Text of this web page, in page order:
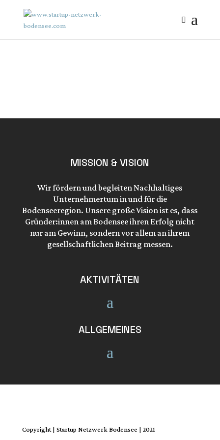
MISSION & VISION
Wir fördern und begleiten Nachhaltiges
Unternehmertum in und für die
Bodenseeregion. Unsere große Vision ist es, dass
Gründer:innen am Bodensee ihren Erfolg nicht
nur am Gewinn, sondern vor allem an ihrem
gesellschaftlichen Beitrag messen.
AKTIVITÄTEN
ALLGEMEINES
Copyright | Startup Netzwerk Bodensee | 2021